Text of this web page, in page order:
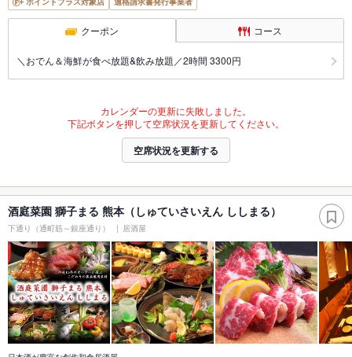
クーポン コース
＼おでん＆海鮮が食べ放題&飲み放題／2時間 3300円
カレンダーの更新に失敗しました。
下記ボタンを押して空席状況を更新してください。
空席状況を更新する
酒庭菜園 獅子まる 熊本（しゅていさいえん ししまる）
下通り（通町筋～銀座通り） 居酒屋